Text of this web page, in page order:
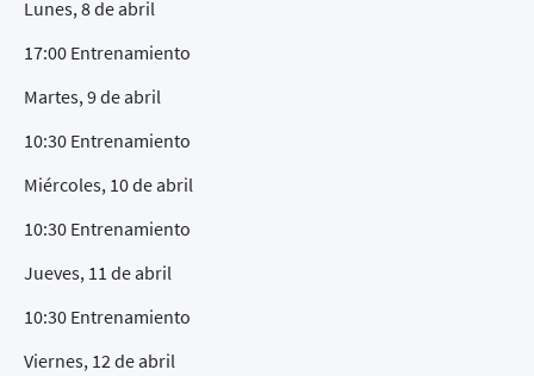
Lunes, 8 de abril
17:00 Entrenamiento
Martes, 9 de abril
10:30 Entrenamiento
Miércoles, 10 de abril
10:30 Entrenamiento
Jueves, 11 de abril
10:30 Entrenamiento
Viernes, 12 de abril